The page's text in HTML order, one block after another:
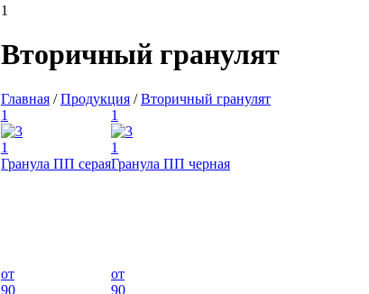
1
Вторичный гранулят
Главная /Продукция /Вторичный гранулят
1
1
Гранула ПП серая
от
90
1
1
Гранула ПП черная
от
90